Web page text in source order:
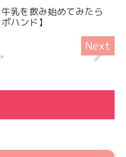
乳を飲み始めてみたら
ハンド】